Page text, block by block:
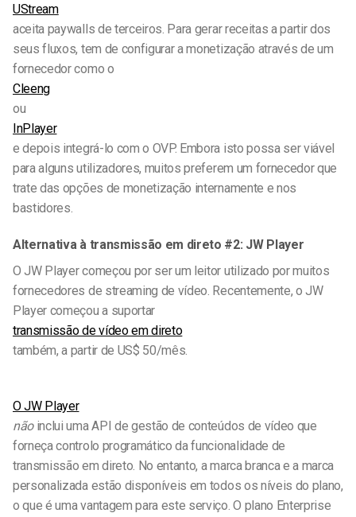
UStream
aceita paywalls de terceiros. Para gerar receitas a partir dos
seus fluxos, tem de configurar a monetização através de um
fornecedor como o
Cleeng
ou
InPlayer
e depois integrá-lo com o OVP. Embora isto possa ser viável
para alguns utilizadores, muitos preferem um fornecedor que
trate das opções de monetização internamente e nos
bastidores.
Alternativa à transmissão em direto #2: JW Player
O JW Player começou por ser um leitor utilizado por muitos
fornecedores de streaming de vídeo. Recentemente, o JW
Player começou a suportar
transmissão de vídeo em direto
também, a partir de US$ 50/mês.
O JW Player
nãoinclui uma API de gestão de conteúdos de vídeo que
forneça controlo programático da funcionalidade de
transmissão em direto. No entanto, a marca branca e a marca
personalizada estão disponíveis em todos os níveis do plano,
o que é uma vantagem para este serviço. O plano Enterprise